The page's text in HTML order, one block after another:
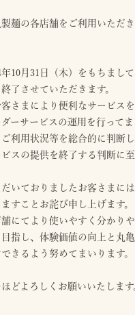
麺の各店舗をご利用いただ
年10月31日（木）をもちまし
了させていただきます。
さまにより便利なサービス
ーサービスの運用を行ってま
ご利用状況等を総合的に判断
スの提供を終了する判断に
いておりましたお客さまに
すことお詫び申し上げます。
にてより使いやすく分かり
指し、体験価値の向上と丸
きるよう努めてまいります。
どよろしくお願いいたします